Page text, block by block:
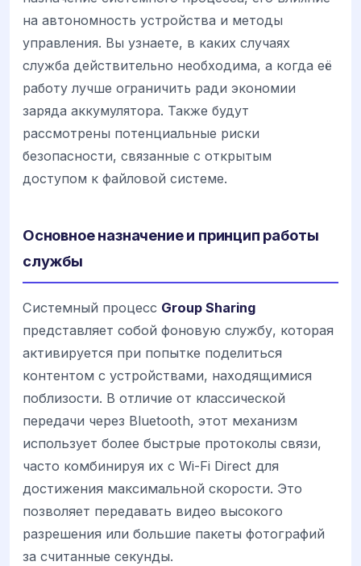
на автономность устройства и методы
управления. Вы узнаете, в каких случаях
служба действительно необходима, а когда её
работу лучше ограничить ради экономии
заряда аккумулятора. Также будут
рассмотрены потенциальные риски
безопасности, связанные с открытым
доступом к файловой системе.
Основное назначение и принцип работы
службы
Системный процесс Group Sharing
представляет собой фоновую службу, которая
активируется при попытке поделиться
контентом с устройствами, находящимися
поблизости. В отличие от классической
передачи через Bluetooth, этот механизм
использует более быстрые протоколы связи,
часто комбинируя их с Wi-Fi Direct для
достижения максимальной скорости. Это
позволяет передавать видео высокого
разрешения или большие пакеты фотографий
за считанные секунды.